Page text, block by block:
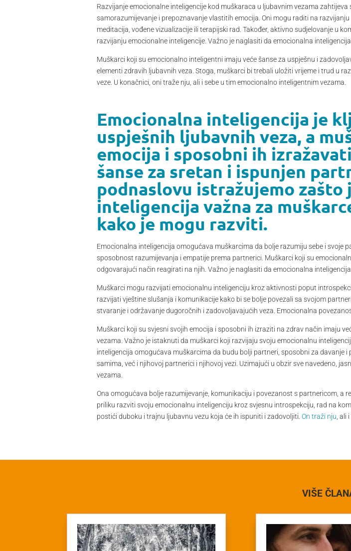
Razvijanje emocionalne inteligencije kod muškaraca u ljubavnim vezama
samorazumijevanje i prepoznavanje vlastitih emocija. Oni mogu raditi na
meditacija, vođene vizualizacije ili terapijski rad. Također, aktivno sudjelovanje u
razvijanju emocionalne inteligencije. Važno je naglasiti da emocionalna
Muškarci koji su emocionalno inteligentni imaju veće šanse za uspješnu i
elementi zdravih ljubavnih veza. Stoga, muškarci bi trebali uložiti vrijeme i trud u
veze. U konačnici, oni traže nju, ali i sebe u tim emocionalno inteligentnim vezama.
Emocionalna inteligencija je
uspješnih ljubavnih veza, a
emocija i sposobni ih
šanse za sretan i ispunjen
podnaslovu istražujemo zašto
inteligencija važna za
kako je mogu razviti.
Emocionalna inteligencija omogućava muškarcima da bolje razumiju sebe i svoje
sposobnost razumijevanja i empatije prema partnerici. Muškarci koji su
odgovarajući način reagirati na njih. Važno je naglasiti da emocionalna
Muškarci mogu razvijati emocionalnu inteligenciju kroz aktivnosti poput
razvijati vještine slušanja i komunikacije kako bi se bolje povezali sa svojom
stvaranje i održavanje dugoročnih i zadovoljavajućih veza. Emocionalna
Muškarci koji su svjesni svojih emocija i sposobni ih izraziti na zdrav način imaju
vezama. Važno je istaknuti da muškarci koji razvijaju svoju emocionalnu
inteligencija omogućava muškarcima da budu bolji partneri, sposobni za davanje
samima, već i njihovoj partnerici i njihovoj vezi. Uzimajući u obzir sve navedeno,
vezama.
Ona omogućava bolje razumijevanje, komunikaciju i povezanost s partnericom,
priliku razviti svoju emocionalnu inteligenciju kroz svjesnu introspekciju, rad na
postići duboku i trajnu ljubavnu vezu koja će ih ispuniti i zadovoljiti.On traži nju ,
VIŠE